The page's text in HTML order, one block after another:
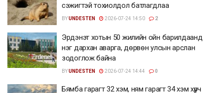
сэжигтэй тохиолдол батлагдлаа
BYUNDESTEN 2026-07-24 14:50 2
Эрдэнэт хотын 50 жилийн ойн барилдаанд
нэг дархан аварга, дөрвөн улсын арслан
зодоглож байна
BYUNDESTEN 2026-07-24 14:44 0
Бямба гарагт 32 хэм, ням гарагт 34 хэм хүрч